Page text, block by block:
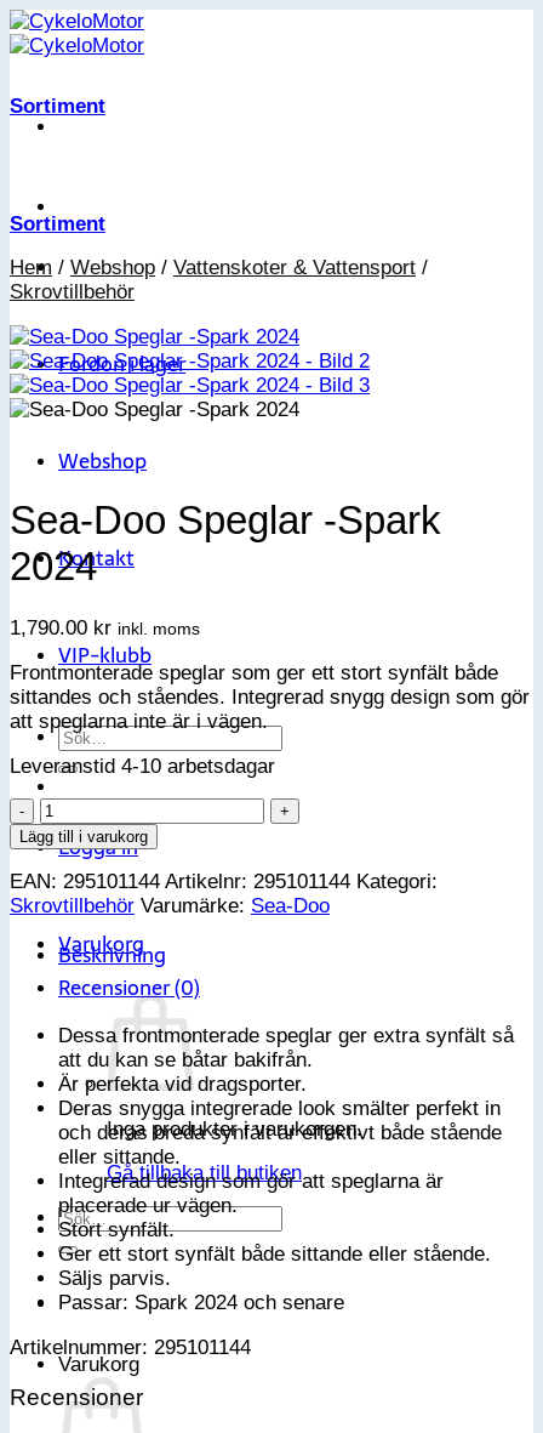
Skip
to
Fordon i lager
Webshop
Kontakt
VIP-klubb
Sök
efter:
Logga in
Varukorg
Inga produkter i varukorgen.
Gå tillbaka till butiken
Sök
efter:
Varukorg
Sortiment
Sortiment
Hem / Webshop / Vattenskoter & Vattensport /
Skrovtillbehör
Sea-Doo Speglar -Spark
2024
1,790.00 kr inkl. moms
Frontmonterade speglar som ger ett stort synfält både
sittandes och ståendes. Integrerad snygg design som gör
att speglarna inte är i vägen.
Leveranstid 4-10 arbetsdagar
Sea-
Doo
Speglar
-
Spark
mängd
Lägg till i varukorg
EAN: 295101144 Artikelnr: 295101144 Kategori:
Skrovtillbehör Varumärke: Sea-Doo
Beskrivning
Recensioner (0)
Dessa frontmonterade speglar ger extra synfält så
att du kan se båtar bakifrån.
Är perfekta vid dragsporter.
Deras snygga integrerade look smälter perfekt in
och deras breda synfält är effektivt både stående
eller sittande.
Integrerad design som gör att speglarna är
placerade ur vägen.
Stort synfält.
Ger ett stort synfält både sittande eller stående.
Säljs parvis.
Passar: Spark 2024 och senare
Artikelnummer: 295101144
Recensioner